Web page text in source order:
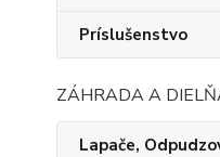
Príslušenstvo
ZÁHRADA A
Lapače,